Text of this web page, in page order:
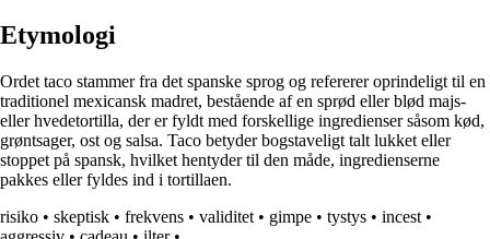
Etymologi
Ordet taco stammer fra det spanske sprog og refererer oprindeligt til en
traditionel mexicansk madret, bestående af en sprød eller blød majs-
eller hvedetortilla, der er fyldt med forskellige ingredienser såsom kød,
grøntsager, ost og salsa. Taco betyder bogstaveligt talt lukket eller
stoppet på spansk, hvilket hentyder til den måde, ingredienserne
pakkes eller fyldes ind i tortillaen.
risiko • skeptisk • frekvens • validitet • gimpe • tystys • incest •